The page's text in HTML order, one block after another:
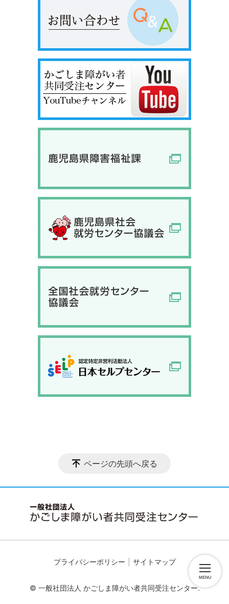
ページの先頭へ戻る
プライバシーポリシー サイトマップ
© 一般社団法人 かごしま障がい者共同受注センター.